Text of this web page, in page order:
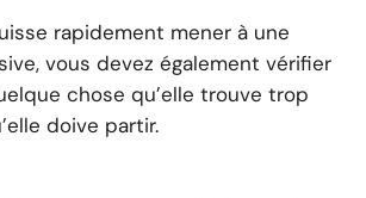
rapidement mener à une
vous devez également vérifier
chose qu’elle trouve trop
doive partir.